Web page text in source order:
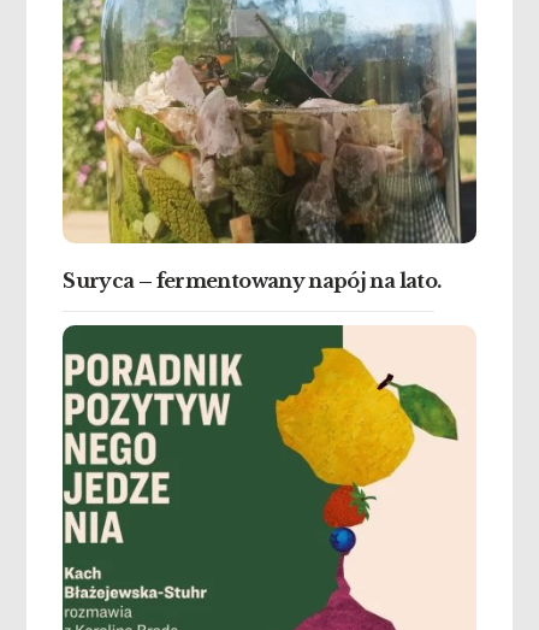
Suryca – fermentowany napój na lato.